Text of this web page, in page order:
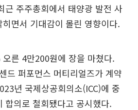
근 주주총회에서 태양광 발전 사
면서 기대감이 몰린 영향이다.
른 4만200원에 장을 마쳤다.
드 퍼포먼스 머티리얼즈가 계약
년 국제상공회의소(ICC)에 중
합의로 철회됐다고 공시했다.